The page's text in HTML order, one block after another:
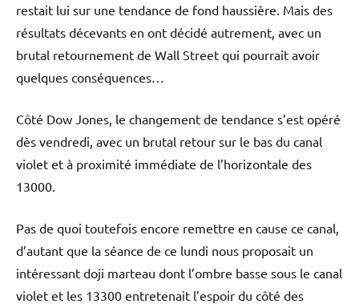
restait lui sur une tendance de fond haussière. Mais des
résultats décevants en ont décidé autrement, avec un
brutal retournement de Wall Street qui pourrait avoir
quelques conséquences…
Côté Dow Jones, le changement de tendance s’est opéré
dès vendredi, avec un brutal retour sur le bas du canal
violet et à proximité immédiate de l’horizontale des
13000.
Pas de quoi toutefois encore remettre en cause ce canal,
d’autant que la séance de ce lundi nous proposait un
intéressant doji marteau dont l’ombre basse sous le canal
violet et les 13300 entretenait l’espoir du côté des